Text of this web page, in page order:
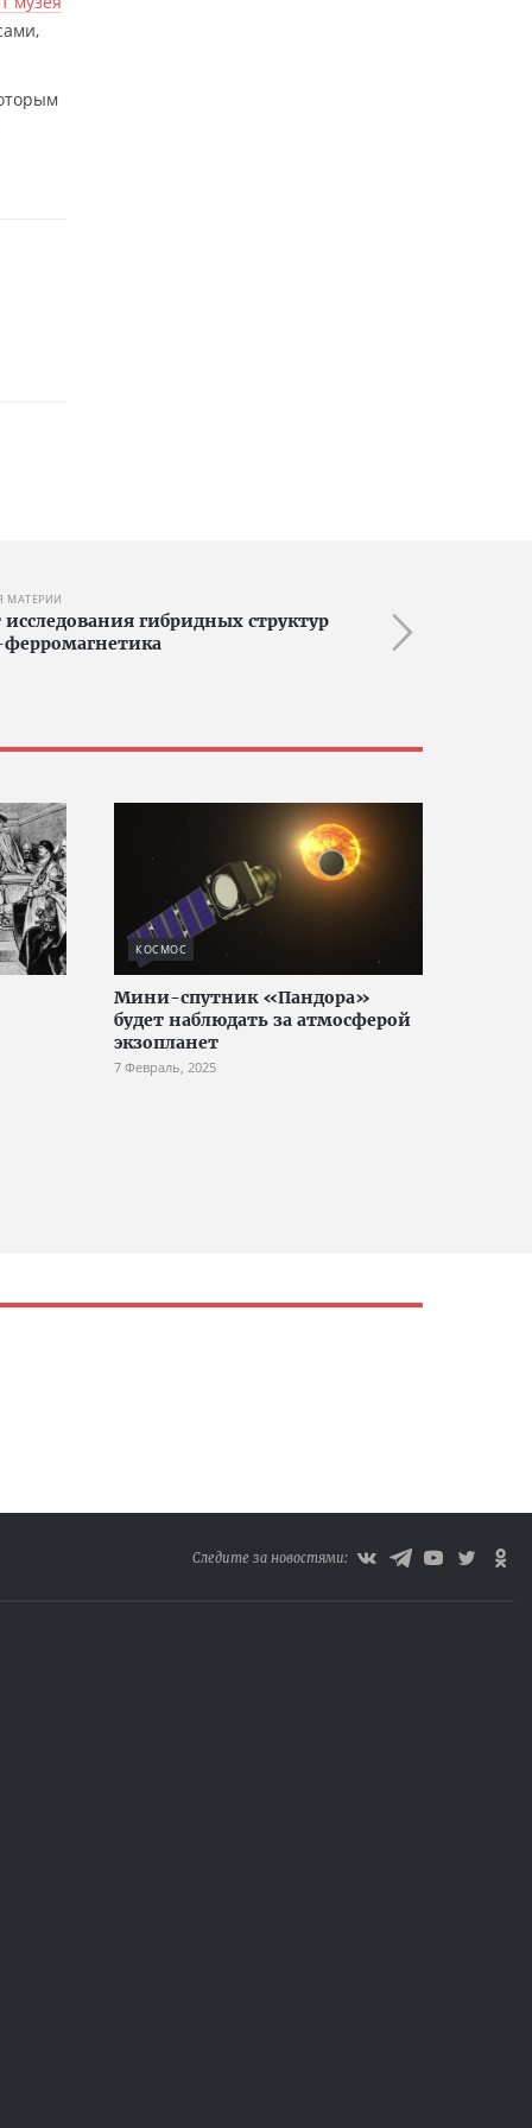
МАТЕРИИ
гибридных структур
КОСМОС
Мини-спутник «Пандора»
будет наблюдать за атмосферой
экзопланет
7 Февраль, 2025
Следите за новостями: